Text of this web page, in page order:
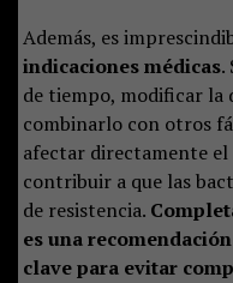
Además, es
indicaciones médicas.
de tiempo, modificar la
combinarlo con otros
afectar directamente
contribuir a que las
de resistencia.
es una
clave para evitar